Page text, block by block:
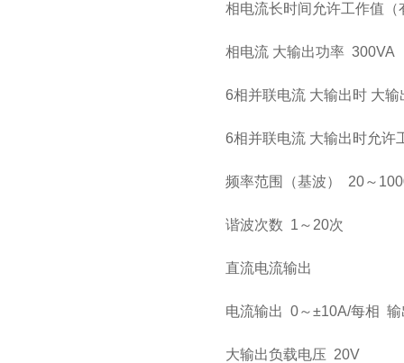
相电流长时间允许工作值
相电流 大输出功率 300VA
6相并联电流 大输出时 大
6相并联电流 大输出时允
频率范围（基波） 20～
谐波次数 1 ～ 20次
直流电流输出
电流输出 0～±10A/每相
大输出负载电压 20V